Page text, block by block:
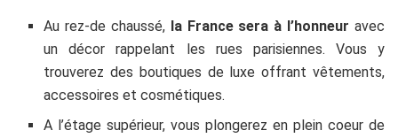
Au rez-de chaussé, la France sera à l’honneur avec
un décor rappelant les rues parisiennes. Vous y
trouverez des boutiques de luxe offrant vêtements,
accessoires et cosmétiques.
A l’étage supérieur, vous plongerez en plein coeur de